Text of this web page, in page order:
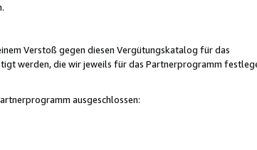
Verstoß gegen diesen Vergütungskatalog für das
werden, die wir jeweils für das Partnerprogramm
ausgeschlossen: